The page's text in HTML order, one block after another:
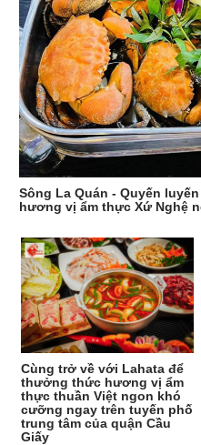
Sông La Quán - Quyến
hương vị ẩm thực Xứ Nghệ
Cùng trở về với Lahata để
thưởng thức hương vị ẩm
thực thuần Việt ngon khó
cưỡng ngay trên tuyến phố
trung tâm của quận Cầu
Giấy